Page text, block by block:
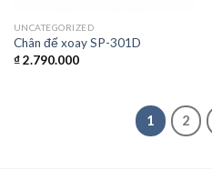
UNCATEGORIZED
Chân đế xoay SP-301D
₫2.790.000
1 2